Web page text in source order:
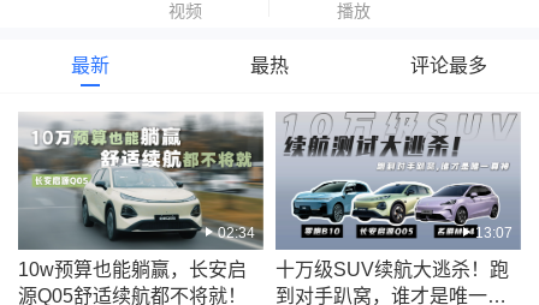
视频
播放
最新 最热 评论最多
02:34
10w预算也能躺赢，长安启
源Q05舒适续航都不将就！
13:07
十万级SUV续航大逃杀！跑
到对手趴窝，谁才是唯一真